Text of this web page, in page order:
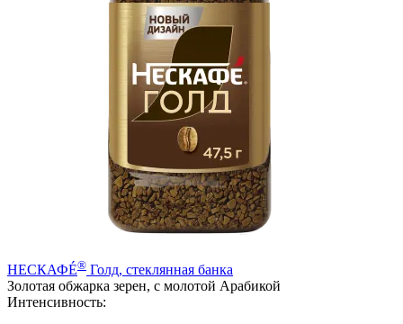
НЕСКАФÉ® Голд, стеклянная банка
Золотая обжарка зерен, с молотой Арабикой
Интенсивность: